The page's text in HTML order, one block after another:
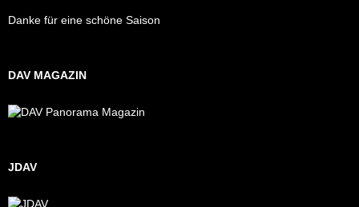
Danke für eine schöne Saison
DAV MAGAZIN
JDAV